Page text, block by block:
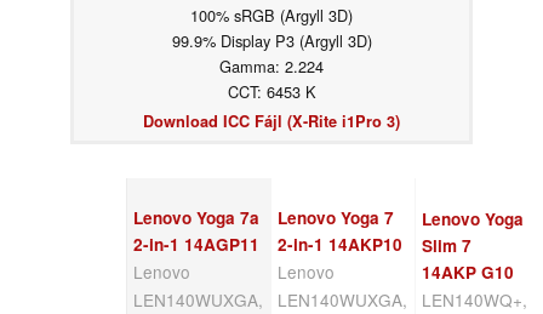
100% sRGB (Argyll 3D)
99.9% Display P3 (Argyll 3D)
Gamma: 2.224
CCT: 6453 K
Download ICC Fájl (X-Rite i1Pro 3)
Lenovo Yoga 7a
2-in-1 14AGP11
Lenovo
LEN140WUXGA,
Lenovo Yoga 7
2-in-1 14AKP10
Lenovo
LEN140WUXGA,
Lenovo Yoga
Slim 7
14AKP G10
LEN140WQ+,